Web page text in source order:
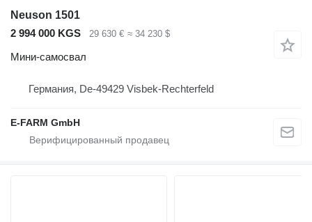
Neuson 1501
2 994 000 KGS
29 630 € ≈ 34 230 $
Мини-самосвал
Германия, De-49429 Visbek-Rechterfeld
E-FARM GmbH